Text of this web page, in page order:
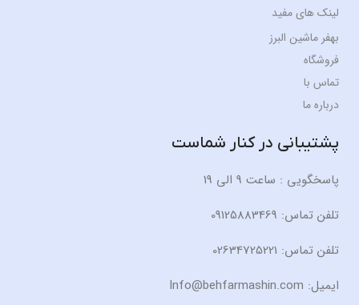
لینک های مفید
بهفر ماشین البرز
فروشگاه
تماس با
درباره ما
پشتیبانی در کنار شماست
پاسخگویی : ساعت 9 الی 19
تلفن تماس: 09125883469
تلفن تماس: 02634725221
ایمیل: Info@behfarmashin.com